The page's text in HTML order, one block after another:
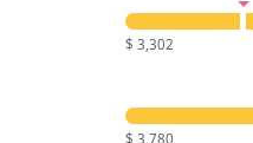
$ 3,302